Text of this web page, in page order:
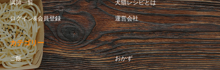
講師一覧 犬猫レシピとは
ログイン&会員登録 運営会社
カテゴリー
ご飯 おかず